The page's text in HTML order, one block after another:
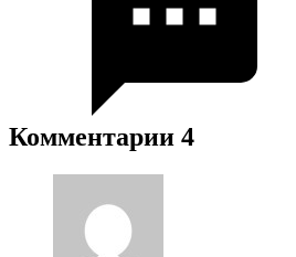
Комментарии 4